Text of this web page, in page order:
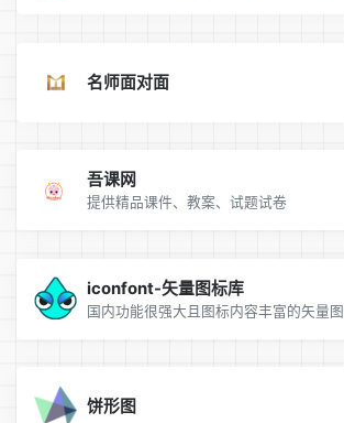
名师面对面
吾课网
提供精品课件、教案、试题试卷
iconfont-矢量图标库
国内功能很强大且图标内容丰富的矢量
饼形图